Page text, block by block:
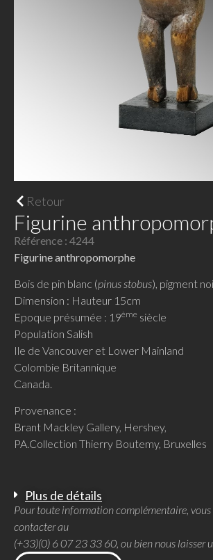
Retour
Figurine
Référence : 4244
Figurine anthropomorphe
Bois de pin blanc (pinus stobus), pigment
Dimension : Hauteur 15cm
Epoque présumée : 19ème siècle
Population Salish
Ile de Vancouver et Lower Mainland
Colombie Britannique
Canada.
Provenance :
Brant Mackley Gallery, Hershey,
PA.Collection Thierry Boutemy, Bruxelles
Plus de détails
Pour toute information complémentaire, vous
contacter au
(+33)(0) 6 07 23 33 60, ou bien nous laisser